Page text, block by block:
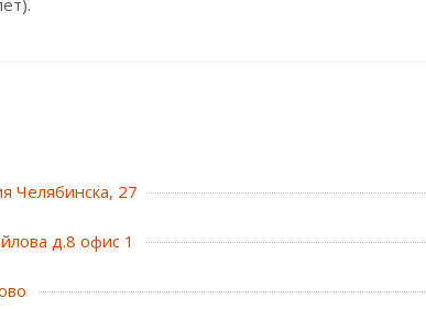
Челябинска, 27
д.8 офис 1